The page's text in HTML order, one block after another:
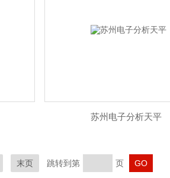
苏州电子分析天平
末页 跳转到第 页